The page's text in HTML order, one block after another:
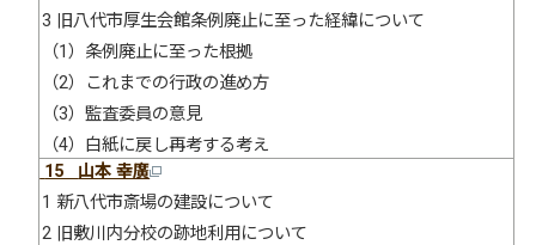
3 旧八代市厚生会館条例廃止に至った経緯について
（1）条例廃止に至った根拠
（2）これまでの行政の進め方
（3）監査委員の意見
（4）白紙に戻し再考する考え
15 山本 幸廣
1 新八代市斎場の建設について
2 旧敷川内分校の跡地利用について